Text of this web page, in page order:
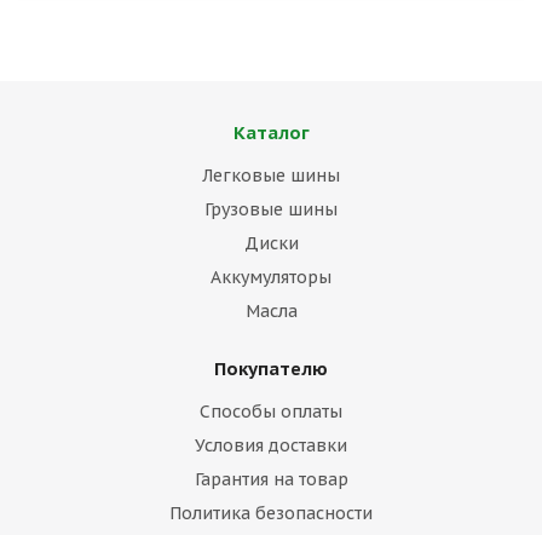
Каталог
Легковые шины
Грузовые шины
Диски
Аккумуляторы
Масла
Покупателю
Способы оплаты
Условия доставки
Гарантия на товар
Политика безопасности